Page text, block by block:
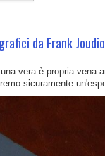
da Frank
vera è propria
sicuramente